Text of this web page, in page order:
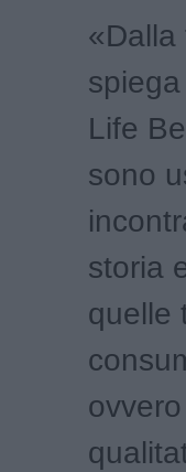
«Dalla
Life
sono
storia
quelle